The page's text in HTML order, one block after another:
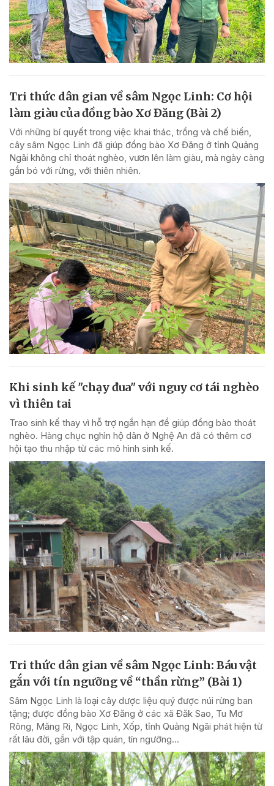
Tri thức dân gian về sâm Ngọc Linh: Cơ hội
làm giàu của đồng bào Xơ Đăng (Bài 2)
Với những bí quyết trong việc khai thác, trồng và chế biến,
cây sâm Ngọc Linh đã giúp đồng bào Xơ Đăng ở tỉnh Quảng
Ngãi không chỉ thoát nghèo, vươn lên làm giàu, mà ngày càng
gắn bó với rừng, với thiên nhiên.
Khi sinh kế "chạy đua" với nguy cơ tái nghèo
vì thiên tai
Trao sinh kế thay vì hỗ trợ ngắn hạn để giúp đồng bào thoát
nghèo. Hàng chục nghìn hộ dân ở Nghệ An đã có thêm cơ
hội tạo thu nhập từ các mô hình sinh kế.
Tri thức dân gian về sâm Ngọc Linh: Báu vật
gắn với tín ngưỡng về “thần rừng” (Bài 1)
Sâm Ngọc Linh là loại cây dược liệu quý được núi rừng ban
tặng; được đồng bào Xơ Đăng ở các xã Đăk Sao, Tu Mơ
Rông, Măng Ri, Ngọc Linh, Xốp, tỉnh Quảng Ngãi phát hiện từ
rất lâu đời, gắn với tập quán, tín ngưỡng...